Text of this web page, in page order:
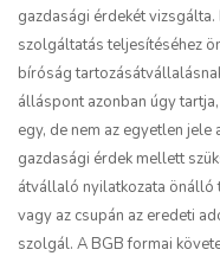
gazdasági érdekét vizsgálta.
szolgáltatás teljesítéséhez
bíróság
álláspont azonban úgy
egy, de nem az egyetlen
gazdasági érdek mellett
átvállaló nyilatkozata önálló
vagy az csupán az eredeti
szolgál. A BGB formai